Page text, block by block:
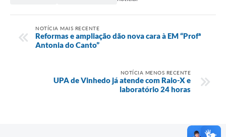
NOTÍCIA MAIS RECENTE
Reformas e ampliação dão nova cara à EM “Profª
Antonia do Canto”
NOTÍCIA MENOS RECENTE
UPA de Vinhedo já atende com Raio-X e
laboratório 24 horas